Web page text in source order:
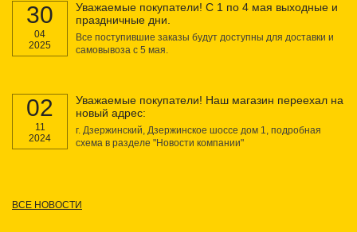
30
04
2025
Уважаемые покупатели! С 1 по 4 мая выходные и
праздничные дни.
Все поступившие заказы будут доступны для доставки и
самовывоза с 5 мая.
02
11
2024
Уважаемые покупатели! Наш магазин переехал на
новый адрес:
г. Дзержинский, Дзержинское шоссе дом 1, подробная
схема в разделе "Новости компании"
ВСЕ НОВОСТИ